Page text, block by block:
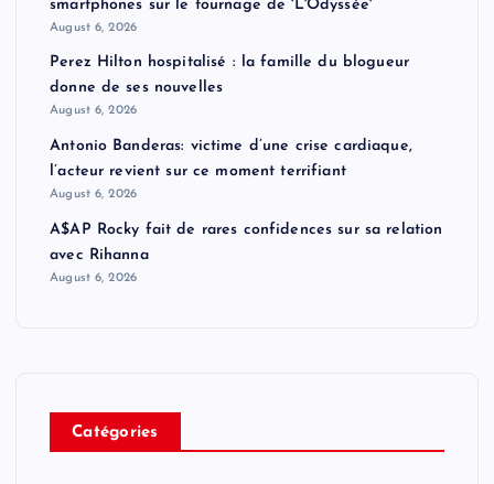
smartphones sur le tournage de 'L'Odyssée'
August 6, 2026
Perez Hilton hospitalisé : la famille du blogueur
donne de ses nouvelles
August 6, 2026
Antonio Banderas: victime d’une crise cardiaque,
l’acteur revient sur ce moment terrifiant
August 6, 2026
A$AP Rocky fait de rares confidences sur sa relation
avec Rihanna
August 6, 2026
Catégories